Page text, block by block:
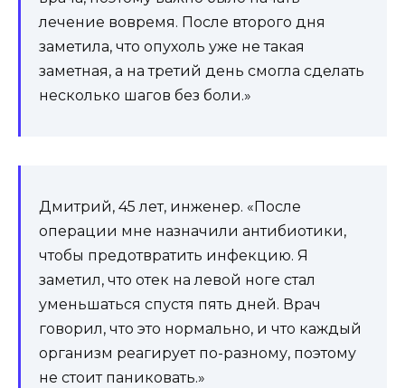
лечение вовремя. После второго дня
заметила, что опухоль уже не такая
заметная, а на третий день смогла сделать
несколько шагов без боли.»
Дмитрий, 45 лет, инженер. «После
операции мне назначили антибиотики,
чтобы предотвратить инфекцию. Я
заметил, что отек на левой ноге стал
уменьшаться спустя пять дней. Врач
говорил, что это нормально, и что каждый
организм реагирует по-разному, поэтому
не стоит паниковать.»